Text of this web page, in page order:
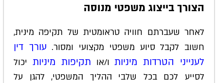
הצורך בייצוג משפטי מנוסה
לאחר שעברתם חוויה טראומטית של תקיפה מינית,
חשוב לקבל סיוע משפטי מקצועי ומסור. עורך דין
לענייני הטרדות מיניות ו/או תקיפות מיניות יכול
לסייע לכם בכל שלבי ההליך המשפטי, להגן על